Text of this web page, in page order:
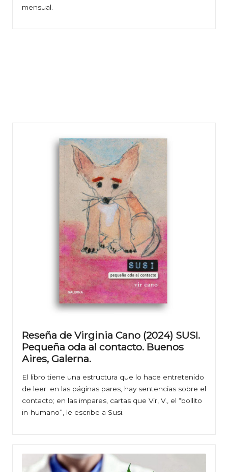
mensual.
Reseña de Virginia Cano (2024) SUSI.
Pequeña oda al contacto. Buenos
Aires, Galerna.
El libro tiene una estructura que lo hace entretenido
de leer: en las páginas pares, hay sentencias sobre el
contacto; en las impares, cartas que Vir, V., el “bollito
in-humano”, le escribe a Susi.